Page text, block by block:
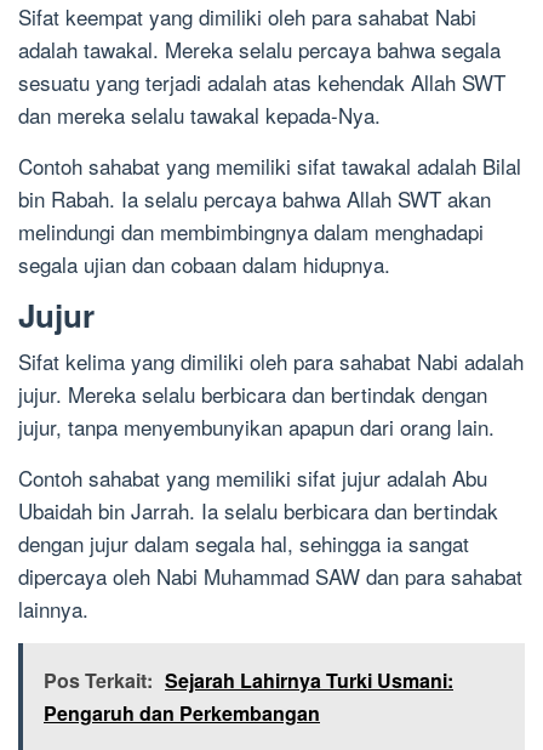
Sifat keempat yang dimiliki oleh para sahabat Nabi
adalah tawakal. Mereka selalu percaya bahwa segala
sesuatu yang terjadi adalah atas kehendak Allah SWT
dan mereka selalu tawakal kepada-Nya.
Contoh sahabat yang memiliki sifat tawakal adalah Bilal
bin Rabah. Ia selalu percaya bahwa Allah SWT akan
melindungi dan membimbingnya dalam menghadapi
segala ujian dan cobaan dalam hidupnya.
Jujur
Sifat kelima yang dimiliki oleh para sahabat Nabi adalah
jujur. Mereka selalu berbicara dan bertindak dengan
jujur, tanpa menyembunyikan apapun dari orang lain.
Contoh sahabat yang memiliki sifat jujur adalah Abu
Ubaidah bin Jarrah. Ia selalu berbicara dan bertindak
dengan jujur dalam segala hal, sehingga ia sangat
dipercaya oleh Nabi Muhammad SAW dan para sahabat
lainnya.
Pos Terkait: Sejarah Lahirnya Turki Usmani:
Pengaruh dan Perkembangan